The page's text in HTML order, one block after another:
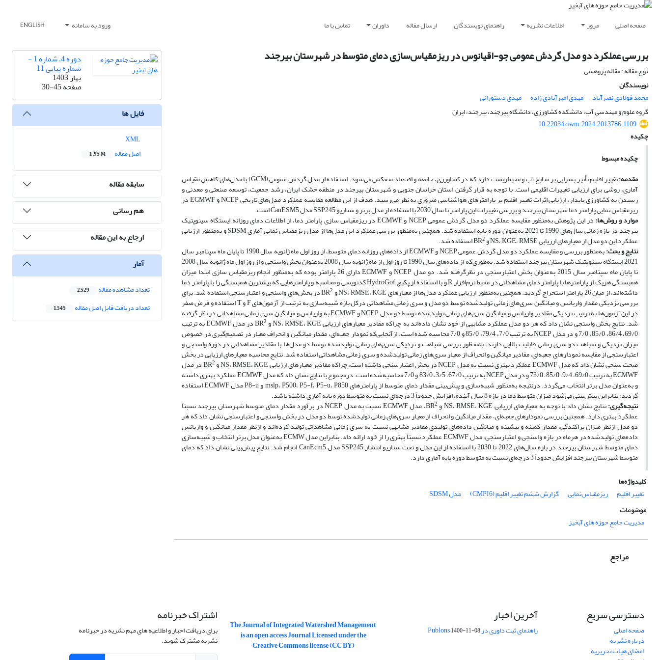
صفحه اصلی مرور اطلاعات نشریه راهنمای نویسندگان ارسال مقاله داوران تماس با ما ورود به سامانه ENGLISH
بررسی عملکرد دو مدل گردش عمومی جو-اقیانوس در ریزمقیاس‌سازی دمای متوسط در شهرستان بیرجند
نوع مقاله : مقاله پژوهشی
نویسندگان
محمد فولادی نصرآباد
مهدی امیرآبادی زاده
مهدی دستورانی
گروه علوم و مهندسی آب، دانشکده کشاورزی، دانشگاه بیرجند، بیرجند، ایران
10.22034/iwm.2024.2013786.1109
چکیده
چکیده مبسوط
مقدمه:
تغییر اقلیم تأثیر بسزایی بر منابع آب و محیط‌زیست دارد که در کشاورزی، جامعه و اقتصاد منعکس می‌شود. استفاده از مدل گردش عمومی (GCM) با مدل‌های کاهش مقیاس
آماری، روشی برای ارزیابی تغییرات اقلیمی است. با توجه به قرار گرفتن استان خراسان جنوبی و شهرستان بیرجند در منطقه خشک ایران، رشد جمعیت، توسعه صنعتی و معدنی و
رسیدن به کشاورزی پایدار، ارزیابی اثرات تغییر اقلیم بر پارامترهای هواشناسی ضروری به نظر می‌رسید. هدف از این مطالعه مقایسه عملکرد مدل‌های تاریخی NCEP و ECMWF در
ریزمقیاس نمایی پارامتر دما شهرستان بیرجند و بررسی تغییرات این پارامتر تا سال 2030 با استفاده از مدل برتر و سناریو SSP245 مدل CanESM5 است.
موارد و روش‌ها: در این پژوهش به‌منظور مقایسه عملکرد دو مدل گردش عمومی NCEP و ECMWF در ریزمقیاس سازی پارامتر دما، از اطلاعات دمای روزانه ایستگاه سینوپتیک
بیرجند در بازه زمانی سال‌های 1990 تا 2021 به‌عنوان دوره پایه استفاده شد. همچنین به‌منظور بررسی عملکرد این مدل‌ها از مدل ریزمقیاس نمایی آماری SDSM و به‌منظور ارزیابی
عملکرد این دو مدل از معیارهای ارزیابی NS، KGE، RMSE و BR 2 استفاده شد.
نتایج و بحث: به‌منظور بررسی و مقایسه عملکرد دو مدل گردش عمومی NCEP و ECMWF از داده‌های روزانه دمای متوسط، از روز اول ماه ژانویه سال 1990 تا پایان ماه سپتامبر سال
2021 ایستگاه سینوپتیک شهرستان بیرجند استفاده شد. به‌طوری‌که از داده‌های سال 1990 تا روز اول از ماه ژانویه سال 2008 به‌عنوان بخش واسنجی و از روز اول ماه ژانویه سال 2008
تا پایان ماه سپتامبر سال 2015 به‌عنوان بخش اعتبارسنجی در نظرگرفته شد. دو مدل NCEP و ECMWF دارای 26 پارامتر بوده که به‌منظور انجام ریزمقیاس سازی ابتدا میزان
همبستگی هریک از پارامترها با پارامتر دمای مشاهداتی در محیط نرم‌افزار R و با استفاده از پکیج HydroGof کدنویسی و محاسبه و پارامترهایی که بیشترین همبستگی را با پارامتر دما
داشته‌اند، از میان 26 پارامتر استخراج گردید. همچنین به‌منظور ارزیابی عملکرد مدل‌ها از معیارهای NS، RMSE، KGE و BR 2 در بخش‌های واسنجی و اعتبارسنجی استفاده شد. برای
بررسی نزدیکی مقدار واریانس و میانگین سری‌های زمانی تولیدشده توسط دو مدل و سری زمانی مشاهداتی درکل بازه شبیه‌سازی به ترتیب از آزمون‌های F و T استفاده و فرض صفر
در این آزمون‌ها به ترتیب نزدیکی مقادیر واریانس و میانگین سری‌های زمانی تولیدشده توسط دو مدل NCEP و ECMWF به واریانس و میانگین سری زمانی مشاهداتی در نظر گرفته
شد. نتایج بخش واسنجی نشان داد که هر دو مدل عملکرد مشابهی از خود نشان داده‌اند به چراکه مقادیر معیارهای ارزیابی NS، RMSE، KGE و BR 2 در مدل ECMWF به ترتیب
69/0، 86/4، 85/0، 7/0 و در مدل NCEP به ترتیب 7/0، 79/4، 85/0 و 7/0 محاسبه شده است. ازآنجایی‌که نمودار جعبه‌ای، مقدار میانگین و انحراف معیار در تصمیم‌گیری در خصوص
میزان نزدیکی و شباهت دو سری زمانی قابلیت بالایی دارند، به‌منظور بررسی شباهت و نزدیکی سری‌های زمانی تولیدشده توسط دو مدل‌ها با مقادیر مشاهداتی در دوره واسنجی و
اعتبارسنجی از مقایسه نمودارهای جعبه‌ای، مقادیر میانگین و انحراف از معیار سری‌های زمانی تولیدشده و سری زمانی مشاهداتی استفاده شد. نتایج محاسبه معیارهای ارزیابی در بخش
صحت سنجی نشان داد که مدل ECMWF عملکرد بهتری نسبت به مدل NCEP در بخش اعتبارسنجی داشته است، چراکه مقادیر معیارهای ارزیابی NS، RMSE، KGE و BR 2 در مدل
ECMWF به ترتیب 69/0، 9/4، 85/0، 73/0 و در مدل NCEP به ترتیب 67/0، 3/5، 83/0 و 7/0 محاسبه‌شده است. درمجموع با نتایج نشان داد که مدل ECMWF عملکرد بهتری داشته
و به‌عنوان مدل برتر انتخاب می‌گردد. درنتیجه به‌منظور شبیه‌سازی و پیش‌بینی مقدار دمای متوسط از پارامترهای mslp، P500، P5-f، P5-u، P850 و P8-u مدل ECMWF استفاده
گردید؛ بنابراین پیش‌بینی می‌شود میزان متوسط دما در بازه 8 سال آینده، افزایش حدوداً 3 درجه‌ای نسبت به متوسط دوره پایه آماری داشته باشد.
نتیجه‌گیری:نتایج نشان داد با توجه به معیارهای ارزیابی NS، RMSE، KGE و BR 2 ، مدل ECMWF نسبت به مدل NCEP در برآورد مقدار دمای متوسط شهرستان بیرجند نسبتاً
عملکرد بهتری دارد. همچنین بررسی نمودارهای جعبه‌ای، مقدار میانگین و انحراف از معیار سری‌های زمانی تولیدشده توسط دو مدل در بخش واسنجی و اعتبارسنجی نشان داد که هر
دو مدل ازنظر میزان پراکندگی، مقدار کمینه و بیشینه و میانگین داده‌های تولیدی مقادیر مشابهی نسبت به سری زمانی مشاهداتی تولید کرده‌اند و ازنظر مقدار میانگین و واریانس
داده‌های تولیدشده در هرماه در بازه واسنجی و اعتبارسنجی، مدل ECMWF عملکرد نسبتاً بهتری را از خود ارائه داد. بنابراین مدل ECMW به‌عنوان مدل برتر انتخاب و شبیه‌سازی
دمای متوسط شهرستان بیرجند در بازه سال‌های 2022 تا 2030 با استفاده از این مدل و تحت سناریو انتشار SSP245 مدل CanEcm5 انجام شد. نتایج پیش‌بینی نشان داد که دمای
متوسط شهرستان بیرجند افزایش حدوداً 3 درجه‌ای نسبت به متوسط دوره پایه آماری دارد.
کلیدواژه‌ها
تغییر اقلیم
ریزمقیاس‌نمایی گزارش ششم تغییر اقلیم (CMPI6)
مدل SDSM
موضوعات
مدیریت جامع حوزه های آبخیز
مراجع
دوره 4، شماره 1 -
شماره پیاپی 11
بهار 1403
صفحه30-45
فایل ها
اصل مقاله
1.95 M
سابقه مقاله
هم رسانی
ارجاع به این مقاله
آمار
تعداد مشاهده مقاله 2,529
تعداد دریافت فایل اصل مقاله 1,545
دسترسی سریع
صفحه اصلی
درباره نشریه
اعضای هیات تحریریه
آخرین اخبار
راهنمای ثبت داوری در Publons1400-11-08
The Journal of Integrated Watershed Management
is an open access Journal Licensed under the
Creative Commons license (CC BY)
اشتراک خبرنامه
برای دریافت اخبار و اطلاعیه های مهم نشریه در خبرنامه
نشریه مشترک شوید.